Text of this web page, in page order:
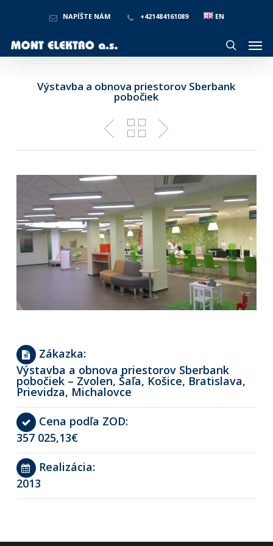
NAPÍŠTE NÁM +421484161089 EN
search
Výstavba a obnova priestorov Sberbank
pobočiek
Zákazka:
Výstavba a obnova priestorov Sberbank
pobočiek – Zvolen, Šaľa, Košice, Bratislava,
Prievidza, Michalovce
Cena podľa ZOD:
357 025,13€
Realizácia:
2013